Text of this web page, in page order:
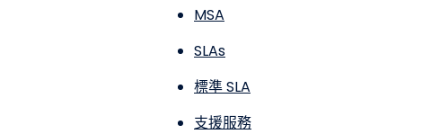
MSA
SLAs
標準 SLA
支援服務